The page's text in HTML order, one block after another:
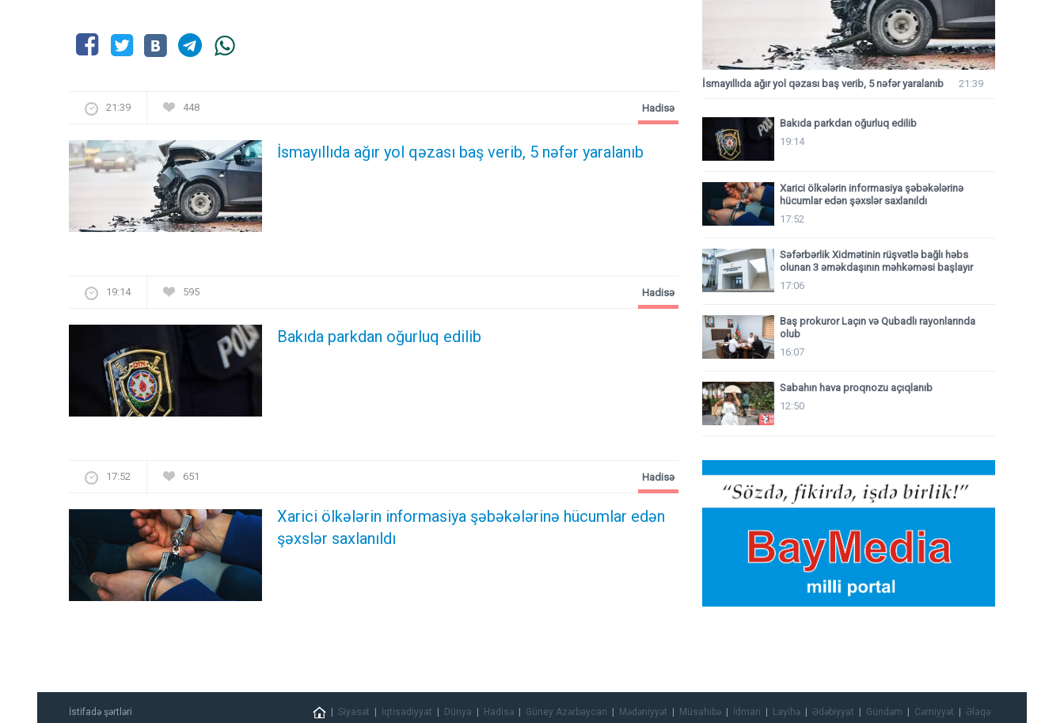
21:39 448
İsmayıllıda ağır yol qəzası baş verib, 5 nəfər yaralanıb
Hadisə
19:14 595
Bakıda parkdan oğurluq edilib
Hadisə
17:52 651
Xarici ölkələrin informasiya şəbəkələrinə hücumlar edən
şəxslər saxlanıldı
Hadisə
İsmayıllıda ağır yol qəzası baş verib, 5 nəfər yaralanıb 21:39
Bakıda parkdan oğurluq edilib
19:14
Xarici ölkələrin informasiya şəbəkələrinə
hücumlar edən şəxslər saxlanıldı
17:52
Səfərbərlik Xidmətinin rüşvətlə bağlı həbs
olunan 3 əməkdaşının məhkəməsi başlayır
17:06
Baş prokuror Laçın və Qubadlı rayonlarında
olub
16:07
Sabahın hava proqnozu açıqlanıb
12:50
Siyasət İqtisadiyyat Dünya Hadisə Güney Azərbaycan Mədəniyyət Müsahibə İdman Layihə Ədəbiyyat Gündəm Cəmiyyət Əlaqə
İstifadə şərtləri